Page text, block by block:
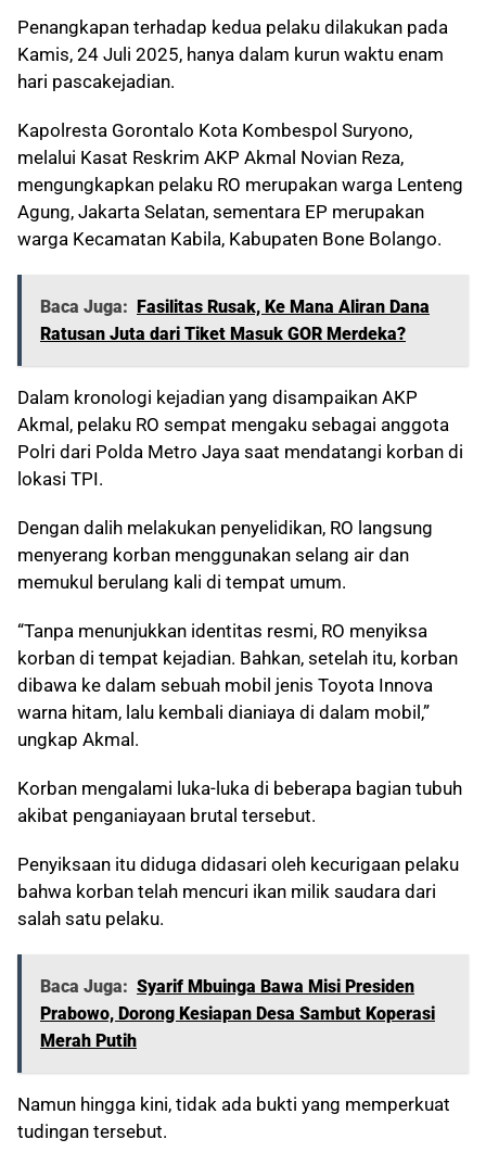
Penangkapan terhadap kedua pelaku dilakukan pada
Kamis, 24 Juli 2025, hanya dalam kurun waktu enam
hari pascakejadian.
Kapolresta Gorontalo Kota Kombespol Suryono,
melalui Kasat Reskrim AKP Akmal Novian Reza,
mengungkapkan pelaku RO merupakan warga Lenteng
Agung, Jakarta Selatan, sementara EP merupakan
warga Kecamatan Kabila, Kabupaten Bone Bolango.
Baca Juga: Fasilitas Rusak, Ke Mana Aliran Dana
Ratusan Juta dari Tiket Masuk GOR Merdeka?
Dalam kronologi kejadian yang disampaikan AKP
Akmal, pelaku RO sempat mengaku sebagai anggota
Polri dari Polda Metro Jaya saat mendatangi korban di
lokasi TPI.
Dengan dalih melakukan penyelidikan, RO langsung
menyerang korban menggunakan selang air dan
memukul berulang kali di tempat umum.
“Tanpa menunjukkan identitas resmi, RO menyiksa
korban di tempat kejadian. Bahkan, setelah itu, korban
dibawa ke dalam sebuah mobil jenis Toyota Innova
warna hitam, lalu kembali dianiaya di dalam mobil,”
ungkap Akmal.
Korban mengalami luka-luka di beberapa bagian tubuh
akibat penganiayaan brutal tersebut.
Penyiksaan itu diduga didasari oleh kecurigaan pelaku
bahwa korban telah mencuri ikan milik saudara dari
salah satu pelaku.
Baca Juga: Syarif Mbuinga Bawa Misi Presiden
Prabowo, Dorong Kesiapan Desa Sambut Koperasi
Merah Putih
Namun hingga kini, tidak ada bukti yang memperkuat
tudingan tersebut.